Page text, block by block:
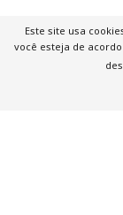
Este site usa
você esteja de